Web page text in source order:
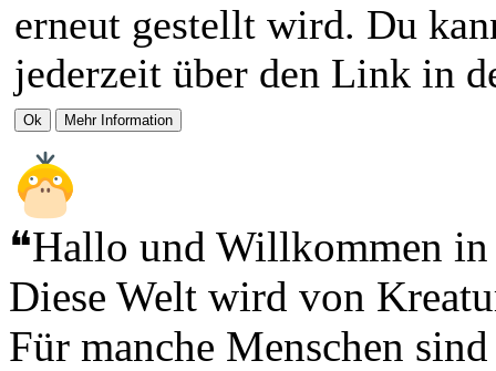
erneut gestellt wird. Du
jederzeit über den Link in
❝Hallo und Willkommen
Diese Welt wird von
Für manche Menschen